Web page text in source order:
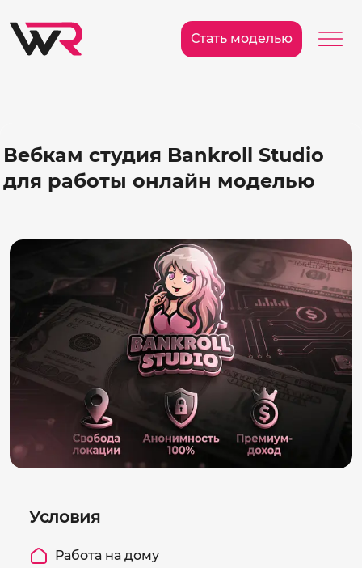
Стать моделью
Вебкам студия Bankroll Studio
для работы онлайн моделью
Условия
Работа на дому